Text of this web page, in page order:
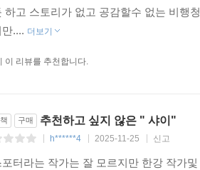
운 터널을 지나고 있는 나에게 꼭 쥐여주
어지고 나아가는 새로운 세대를 위한 『
일이 버거운 것은 샤이의 문제만은
순간에 비로소 사랑이 시작된다고, 그
던진 손, 그 모든 손이 결국엔 다른 손을
고.
하고 스토리가 없고 공감할수 없는 비행
만.... 더보기
이 리뷰를 추천합니다.
구매 추천하고 싶지 않은 " 샤이"
h******4 2025-11-25 신고
포터라는 작가는 잘 모르지만 한강 작가